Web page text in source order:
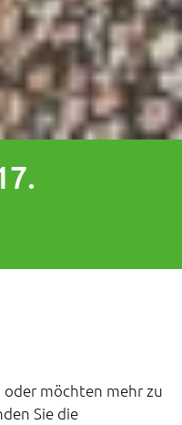
oder möchten mehr zu
Sie die